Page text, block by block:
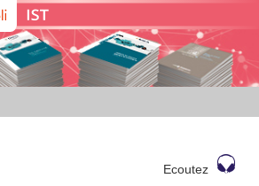
Ecoutez